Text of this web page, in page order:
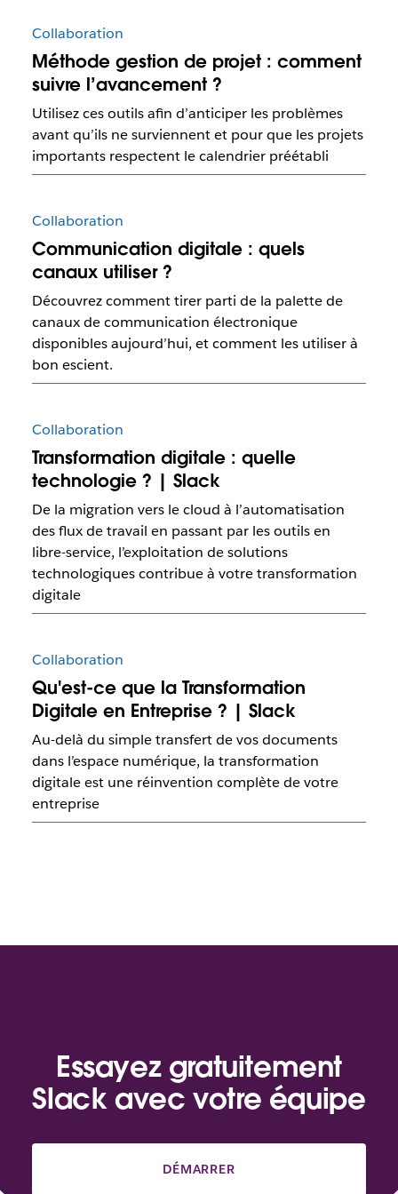
Collaboration
Méthode gestion de projet : comment
suivre l’avancement ?
Utilisez ces outils afin d’anticiper les problèmes
avant qu’ils ne surviennent et pour que les projets
importants respectent le calendrier préétabli
Collaboration
Communication digitale : quels
canaux utiliser ?
Découvrez comment tirer parti de la palette de
canaux de communication électronique
disponibles aujourd’hui, et comment les utiliser à
bon escient.
Collaboration
Transformation digitale : quelle
technologie ? | Slack
De la migration vers le cloud à l’automatisation
des flux de travail en passant par les outils en
libre-service, l’exploitation de solutions
technologiques contribue à votre transformation
digitale
Collaboration
Qu'est-ce que la Transformation
Digitale en Entreprise ? | Slack
Au-delà du simple transfert de vos documents
dans l’espace numérique, la transformation
digitale est une réinvention complète de votre
entreprise
Essayez gratuitement
Slack avec votre équipe
DÉMARRER